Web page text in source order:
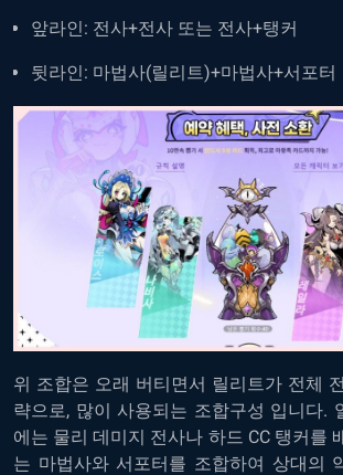
앞라인: 전사+전사 또는 전사+탱커
뒷라인: 마법사(릴리트)+마법사+서포터
위 조합은 오래 버티면서 릴리트가 전체
략으로, 많이 사용되는 조합구성 입니다.
에는 물리 데미지 전사나 하드 CC 탱커를
는 마법사와 서포터를 조합하여 상대의